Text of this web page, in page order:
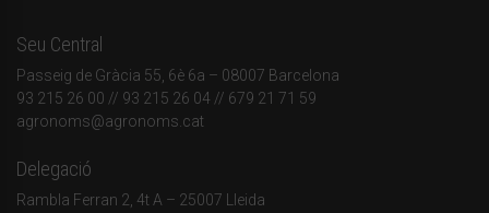
Seu Central
Passeig de Gràcia 55, 6è 6a – 08007 Barcelona
93 215 26 00 // 93 215 26 04 // 679 21 71 59
agronoms@agronoms.cat
Delegació
Rambla Ferran 2, 4t A – 25007 Lleida